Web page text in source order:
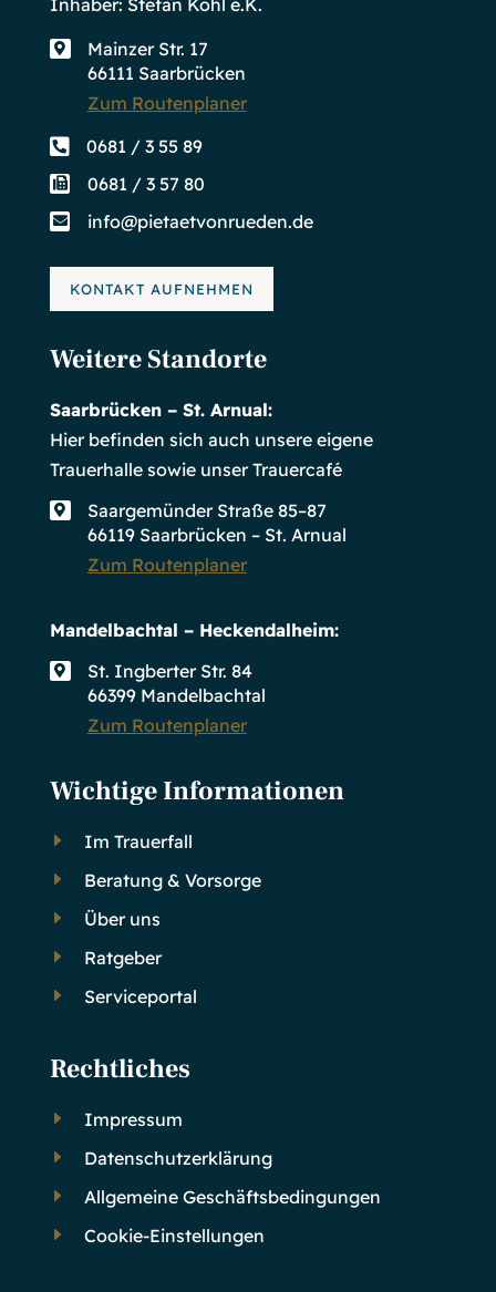
Inhaber: Stefan Kohl e.K.

Mainzer Str. 17
66111 Saarbrücken
Zum Routenplaner
 0681 / 3 55 89
 0681 / 3 57 80
 info@pietaetvonrueden.de
KONTAKT AUFNEHMEN
Weitere Standorte
Saarbrücken – St. Arnual:
Hier befinden sich auch unsere eigene
Trauerhalle sowie unser Trauercafé

Saargemünder Straße 85–87
66119 Saarbrücken – St. Arnual
Zum Routenplaner
Mandelbachtal – Heckendalheim:

St. Ingberter Str. 84
66399 Mandelbachtal
Zum Routenplaner
Wichtige Informationen
E
Im Trauerfall
E
Beratung & Vorsorge
E
Über uns
E
Ratgeber
E
Serviceportal
Rechtliches
E
Impressum
E
Datenschutzerklärung
E
Allgemeine Geschäftsbedingungen
E
Cookie-Einstellungen